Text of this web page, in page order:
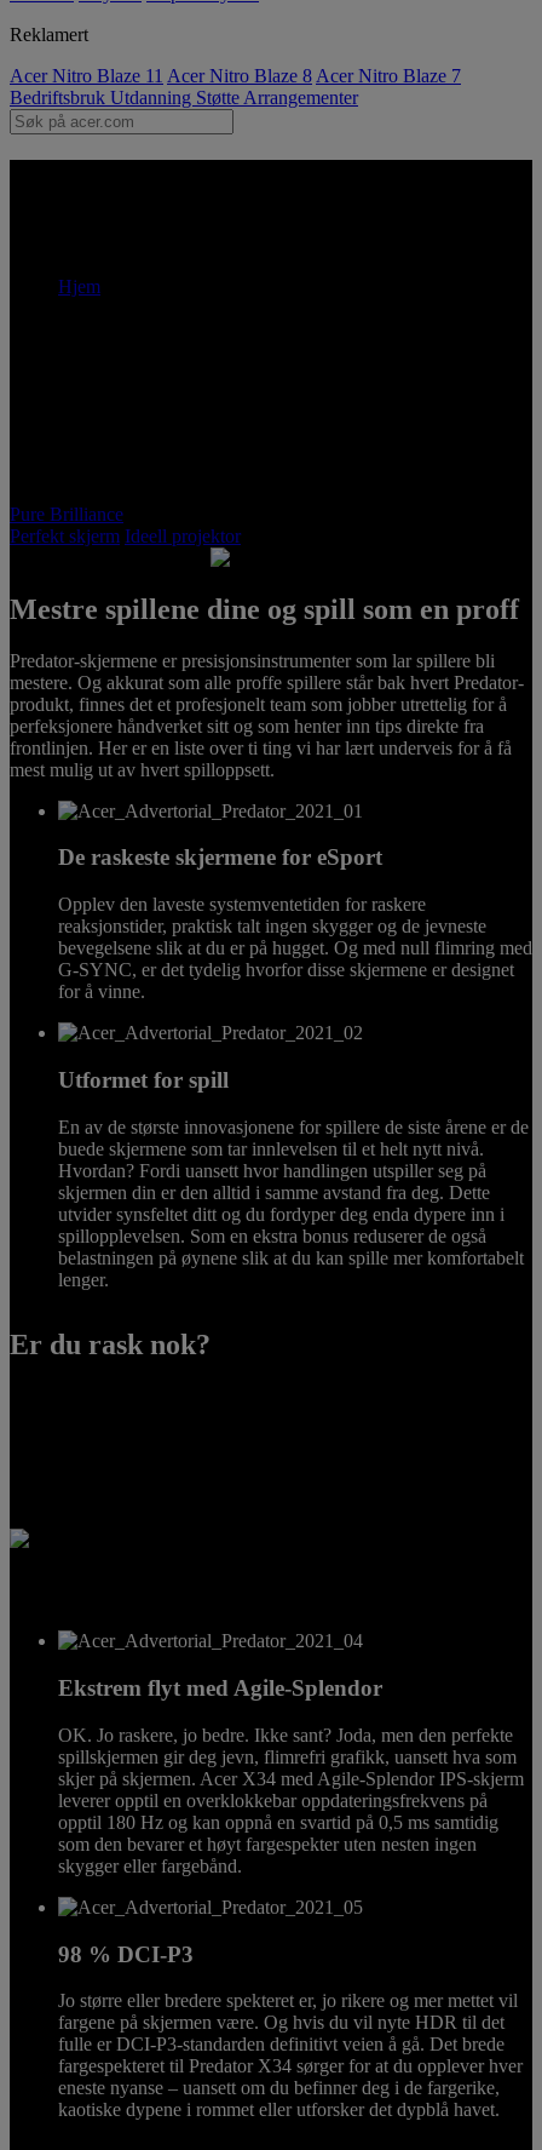
Reklamert
Acer Nitro Blaze 11 Acer Nitro Blaze 8 Acer Nitro Blaze 7
Bedriftsbruk Utdanning Støtte Arrangementer
Hjem
Pure Brilliance
Perfekt skjerm Ideell projektor
PURE
DOMINANCE
Predator GamingMonitors
Mestre spillene dine og spill som en proff
Predator-skjermene er presisjonsinstrumenter som lar spillere bli
mestere. Og akkurat som alle proffe spillere står bak hvert Predator-
produkt, finnes det et profesjonelt team som jobber utrettelig for å
perfeksjonere håndverket sitt og som henter inn tips direkte fra
frontlinjen. Her er en liste over ti ting vi har lært underveis for å få
mest mulig ut av hvert spilloppsett.
De raskeste skjermene for eSport
Opplev den laveste systemventetiden for raskere
reaksjonstider, praktisk talt ingen skygger og de jevneste
bevegelsene slik at du er på hugget. Og med null flimring med
G-SYNC, er det tydelig hvorfor disse skjermene er designet
for å vinne.
Utformet for spill
En av de største innovasjonene for spillere de siste årene er de
buede skjermene som tar innlevelsen til et helt nytt nivå.
Hvordan? Fordi uansett hvor handlingen utspiller seg på
skjermen din er den alltid i samme avstand fra deg. Dette
utvider synsfeltet ditt og du fordyper deg enda dypere inn i
spillopplevelsen. Som en ekstra bonus reduserer de også
belastningen på øynene slik at du kan spille mer komfortabelt
lenger.
Er du rask nok?
Ekstrem flyt med Agile-Splendor
OK. Jo raskere, jo bedre. Ikke sant? Joda, men den perfekte
spillskjermen gir deg jevn, flimrefri grafikk, uansett hva som
skjer på skjermen. Acer X34 med Agile-Splendor IPS-skjerm
leverer opptil en overklokkebar oppdateringsfrekvens på
opptil 180 Hz og kan oppnå en svartid på 0,5 ms samtidig
som den bevarer et høyt fargespekter uten nesten ingen
skygger eller fargebånd.
98 % DCI-P3
Jo større eller bredere spekteret er, jo rikere og mer mettet vil
fargene på skjermen være. Og hvis du vil nyte HDR til det
fulle er DCI-P3-standarden definitivt veien å gå. Det brede
fargespekteret til Predator X34 sørger for at du opplever hver
eneste nyanse – uansett om du befinner deg i de fargerike,
kaotiske dypene i rommet eller utforsker det dypblå havet.